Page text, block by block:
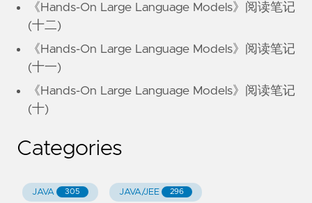
《Hands-On Large Language Models》阅读笔记
(十二)
《Hands-On Large Language Models》阅读笔记
(十一)
《Hands-On Large Language Models》阅读笔记
(十)
Categories
JAVA 305 JAVA/JEE 296